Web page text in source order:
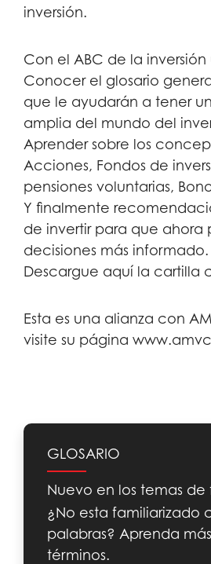
inversión.
Con el ABC de la
Conocer el glosario
que le ayudarán a tener
amplia del mundo del
Aprender sobre los
Acciones, Fondos de
pensiones voluntarias,
Y finalmente
de invertir para que ahora
decisiones más informado.
Descargue aquí la cartilla
Esta es una alianza con
visite su página
GLOSARIO
Nuevo en los temas de
¿No esta familiarizado
palabras? Aprenda
términos.